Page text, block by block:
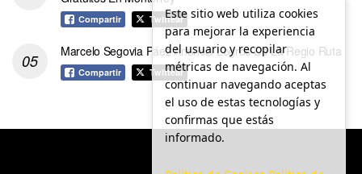
Compartir Twittear
Marcelo Segovia Páez Anuncia Logros De La Regio Ruta
Compartir Twittear
Este sitio web utiliza cookies
para mejorar la experiencia
del usuario y recopilar
métricas de navegación. Al
continuar navegando aceptas
el uso de estas tecnologías y
confirmas que estás
informado.